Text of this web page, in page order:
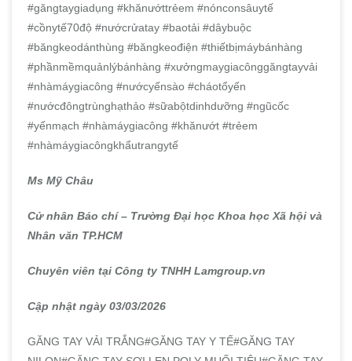
#găngtaygiadụng #khănướttrẻem #nónconsâuytế
#cồnytế70độ #nướcrửatay #baotải #dâybuộc
#băngkeodánthùng #băngkeođiện #thiếtbịmáybánhàng
#phầnmềmquảnlýbánhàng #xưởngmaygiacônggăngtayvải
#nhàmáygiacông #nướcyếnsào #cháotổyến
#nướcđôngtrùnghạthảo #sữabộtdinhdưỡng #ngũcốc
#yếnmạch #nhàmáygiacông #khănướt #trẻem
#nhàmáygiacôngkhẩutrangytế
Ms Mỹ Châu
Cử nhân Báo chí – Trường Đại học Khoa học Xã hội và
Nhân văn TP.HCM
Chuyên viên tại Công ty TNHH Lamgroup.vn
Cập nhật ngày 03/03/2026
GĂNG TAY VẢI TRẮNG#GĂNG TAY Y TẾ#GĂNG TAY